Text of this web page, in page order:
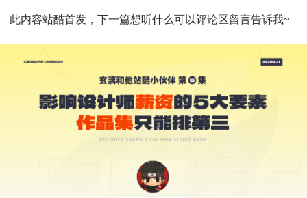
此内容站酷首发，下一篇想听什么可以评论区留言告诉我~